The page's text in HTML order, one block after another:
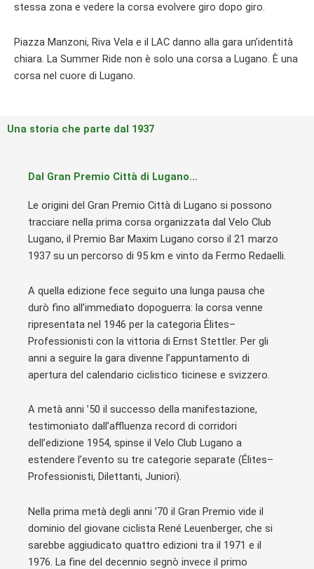
stessa zona e vedere la corsa evolvere giro dopo giro.
Piazza Manzoni, Riva Vela e il LAC danno alla gara un’identità
chiara. La Summer Ride non è solo una corsa a Lugano. È una
corsa nel cuore di Lugano.
Una storia che parte dal 1937
Dal Gran Premio Città di Lugano...
Le origini del Gran Premio Città di Lugano si possono
tracciare nella prima corsa organizzata dal Velo Club
Lugano, il Premio Bar Maxim Lugano corso il 21 marzo
1937 su un percorso di 95 km e vinto da Fermo Redaelli.
A quella edizione fece seguito una lunga pausa che
durò fino all’immediato dopoguerra: la corsa venne
ripresentata nel 1946 per la categoria Élites–
Professionisti con la vittoria di Ernst Stettler. Per gli
anni a seguire la gara divenne l’appuntamento di
apertura del calendario ciclistico ticinese e svizzero.
A metà anni ’50 il successo della manifestazione,
testimoniato dall’affluenza record di corridori
dell’edizione 1954, spinse il Velo Club Lugano a
estendere l’evento su tre categorie separate (Élites–
Professionisti, Dilettanti, Juniori).
Nella prima metà degli anni ’70 il Gran Premio vide il
dominio del giovane ciclista René Leuenberger, che si
sarebbe aggiudicato quattro edizioni tra il 1971 e il
1976. La fine del decennio segnò invece il primo